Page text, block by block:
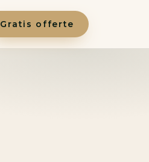
Gratis offerte